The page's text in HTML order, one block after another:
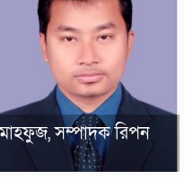
মাহফুজ, সম্পাদক রিপন